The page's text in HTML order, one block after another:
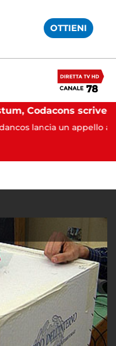
OTTIENI
Paestum, Codacons scrive al ministro Giuli: "Rilanciare scavi dell'Anfiteatro nell'area archeologica"
lancia un appello al